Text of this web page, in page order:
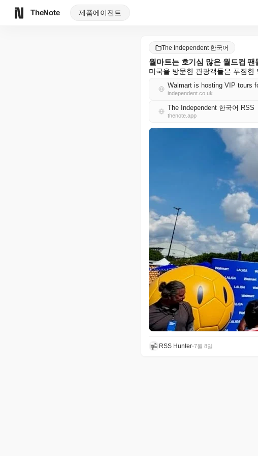
TheNote 제품에이전트
The Independent 한국어
월마트는 호기심 많은 월드컵
미국을 방문한 관광객들은 푸짐한
Walmart is hosting VIP tours
independent.co.uk
The Independent 한국어 RSS
thenote.app
RSS Hunter•7월 8일